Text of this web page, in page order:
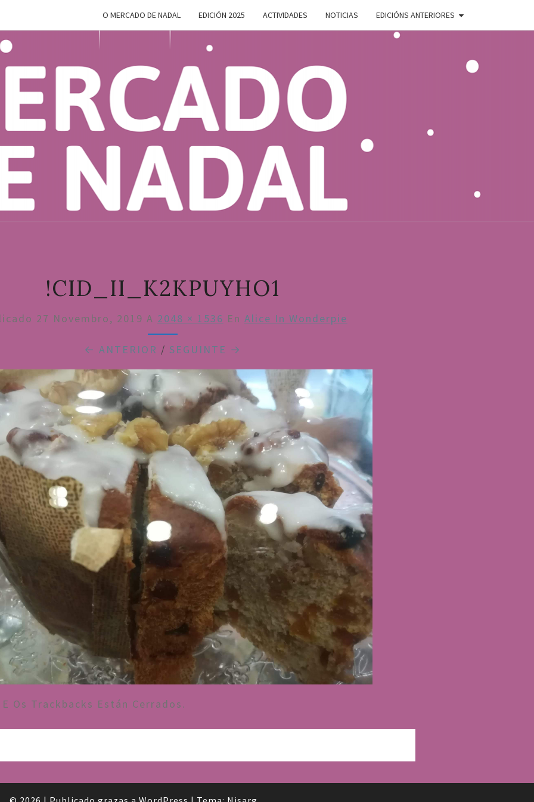
O MERCADO DE NADAL EDICIÓN 2025 ACTIVIDADES NOTICIAS EDICIÓNS ANTERIORES
MERCADO
DE
Do 28 De
Novembro
Ao 5 De
Xaneiro En
Compostela
!CID_II_K2KPUYHO1
27 Novembro, 2019 A 2048 × 1536 En Alice In Wonderpie
← ANTERIOR / SEGUINTE →
Os Trackbacks Están Cerrados.